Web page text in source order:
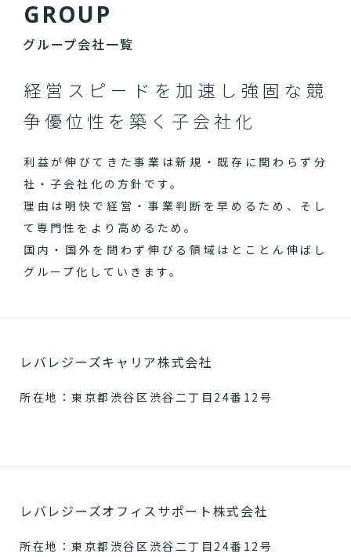
GROUP
グループ会社一覧
経営スピードを加速し 強固な競
争優位性を築く子会社化
利益が伸びてきた事業は新規・既存に関わらず分
社・子会社化の方針です。
理由は明快で経営・事業判断を早めるため、そし
て専門性をより高めるため。
国内・国外を問わず伸びる領域はとことん伸ばし
グループ化していきます。
レバレジーズキャリア株式会社
所在地：東京都渋谷区渋谷二丁目24番12号
レバレジーズオフィスサポート株式会社
所在地：東京都渋谷区渋谷二丁目24番12号